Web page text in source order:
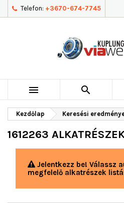
Telefon: +3670-674-7745
 
Kezdőlap Keresési
1612263
Jelentkezz be! Válassz
megfelelő alkatrészek